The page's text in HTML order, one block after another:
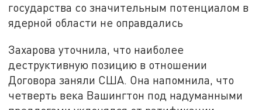
государства со значительным потенциалом в
ядерной области не оправдались
Захарова уточнила, что наиболее
деструктивную позицию в отношении
Договора заняли США. Она напомнила, что
четверть века Вашингтон под надуманными